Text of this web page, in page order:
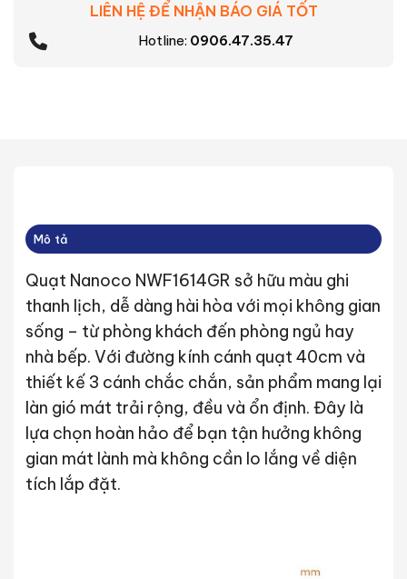
LIÊN HỆ ĐỂ NHẬN BÁO GIÁ TỐT
Hotline: 0906.47.35.47
Mô tả
Quạt Nanoco NWF1614GR sở hữu màu ghi
thanh lịch, dễ dàng hài hòa với mọi không gian
sống – từ phòng khách đến phòng ngủ hay
nhà bếp. Với đường kính cánh quạt 40cm và
thiết kế 3 cánh chắc chắn, sản phẩm mang lại
làn gió mát trải rộng, đều và ổn định. Đây là
lựa chọn hoàn hảo để bạn tận hưởng không
gian mát lành mà không cần lo lắng về diện
tích lắp đặt.